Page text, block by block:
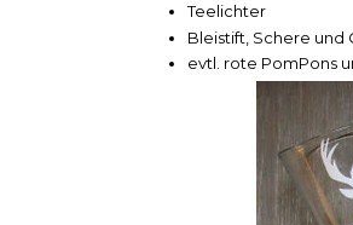
Teelichter
Bleistift, Schere und
evtl. rote PomPons